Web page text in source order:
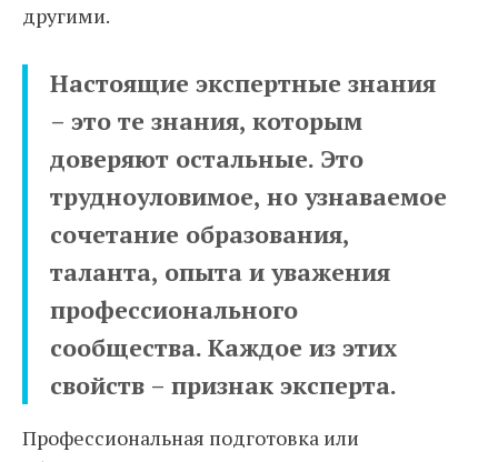
другими.
Настоящие экспертные знания
– это те знания, которым
доверяют остальные. Это
трудноуловимое, но узнаваемое
сочетание образования,
таланта, опыта и уважения
профессионального
сообщества. Каждое из этих
свойств – признак эксперта.
Профессиональная подготовка или